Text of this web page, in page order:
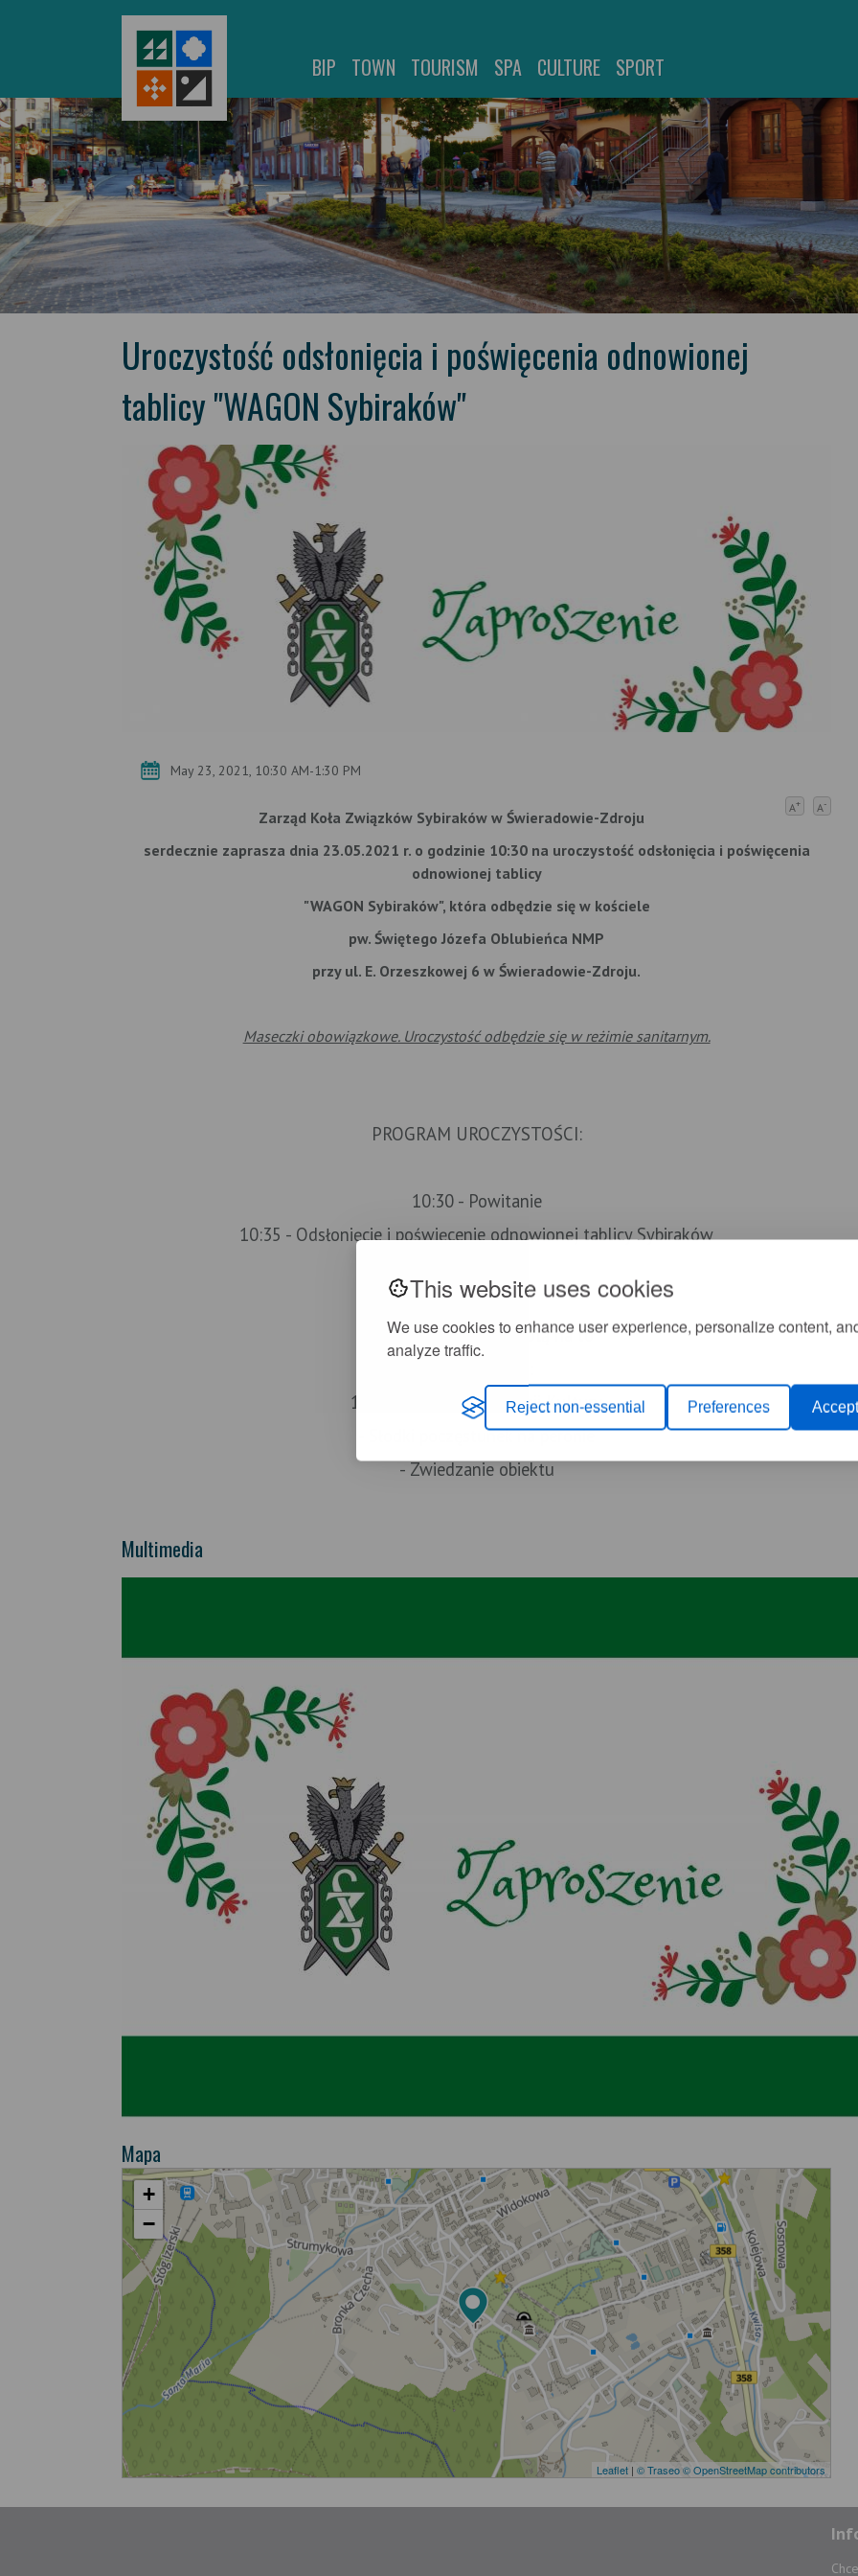
This website uses cookies
We use cookies to enhance user experience, personalize content,
analyze traffic.
Reject non-essential Preferences Accept
BIP TOWN TOURISM SPA CULTURE SPORT
Uroczystość odsłonięcia i poświęcenia odnowionej
tablicy "WAGON Sybiraków"
May 23, 2021, 10:30 AM-1:30 PM
A+ A-
Zarząd Koła Związków Sybiraków w Świeradowie-Zdroju
serdecznie zaprasza dnia 23.05.2021 r. o godzinie 10:30 na uroczystość odsłonięcia i poświęcenia
odnowionej tablicy
"WAGON Sybiraków", która odbędzie się w kościele
pw. Świętego Józefa Oblubieńca NMP
przy ul. E. Orzeszkowej 6 w Świeradowie-Zdroju.
Maseczki obowiązkowe. Uroczystość odbędzie się w reżimie sanitarnym.
PROGRAM UROCZYSTOŚCI:
10:30- Powitanie
10:35 - Odsłonięcie i poświęcenie odnowionej tablicy Sybiraków
Następnie, jeżeli pozwolą na to
11:45
- Przyjazd do Stacji Kultury
- Słodki poczęstunek na peronie
- Zwiedzanie obiektu
Multimedia
Mapa
+
−
Leaflet | © Traseo© OpenStreetMap contributors